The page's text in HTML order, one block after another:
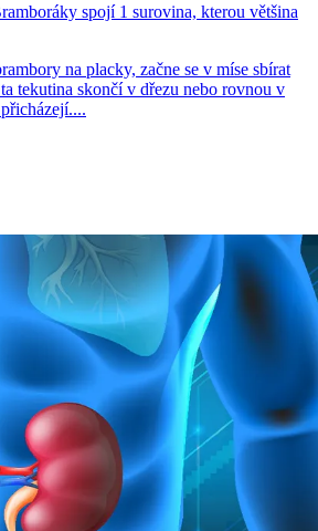
spojí 1 surovina, kterou většina
na placky, začne se v míse sbírat
tekutina skončí v dřezu nebo rovnou v